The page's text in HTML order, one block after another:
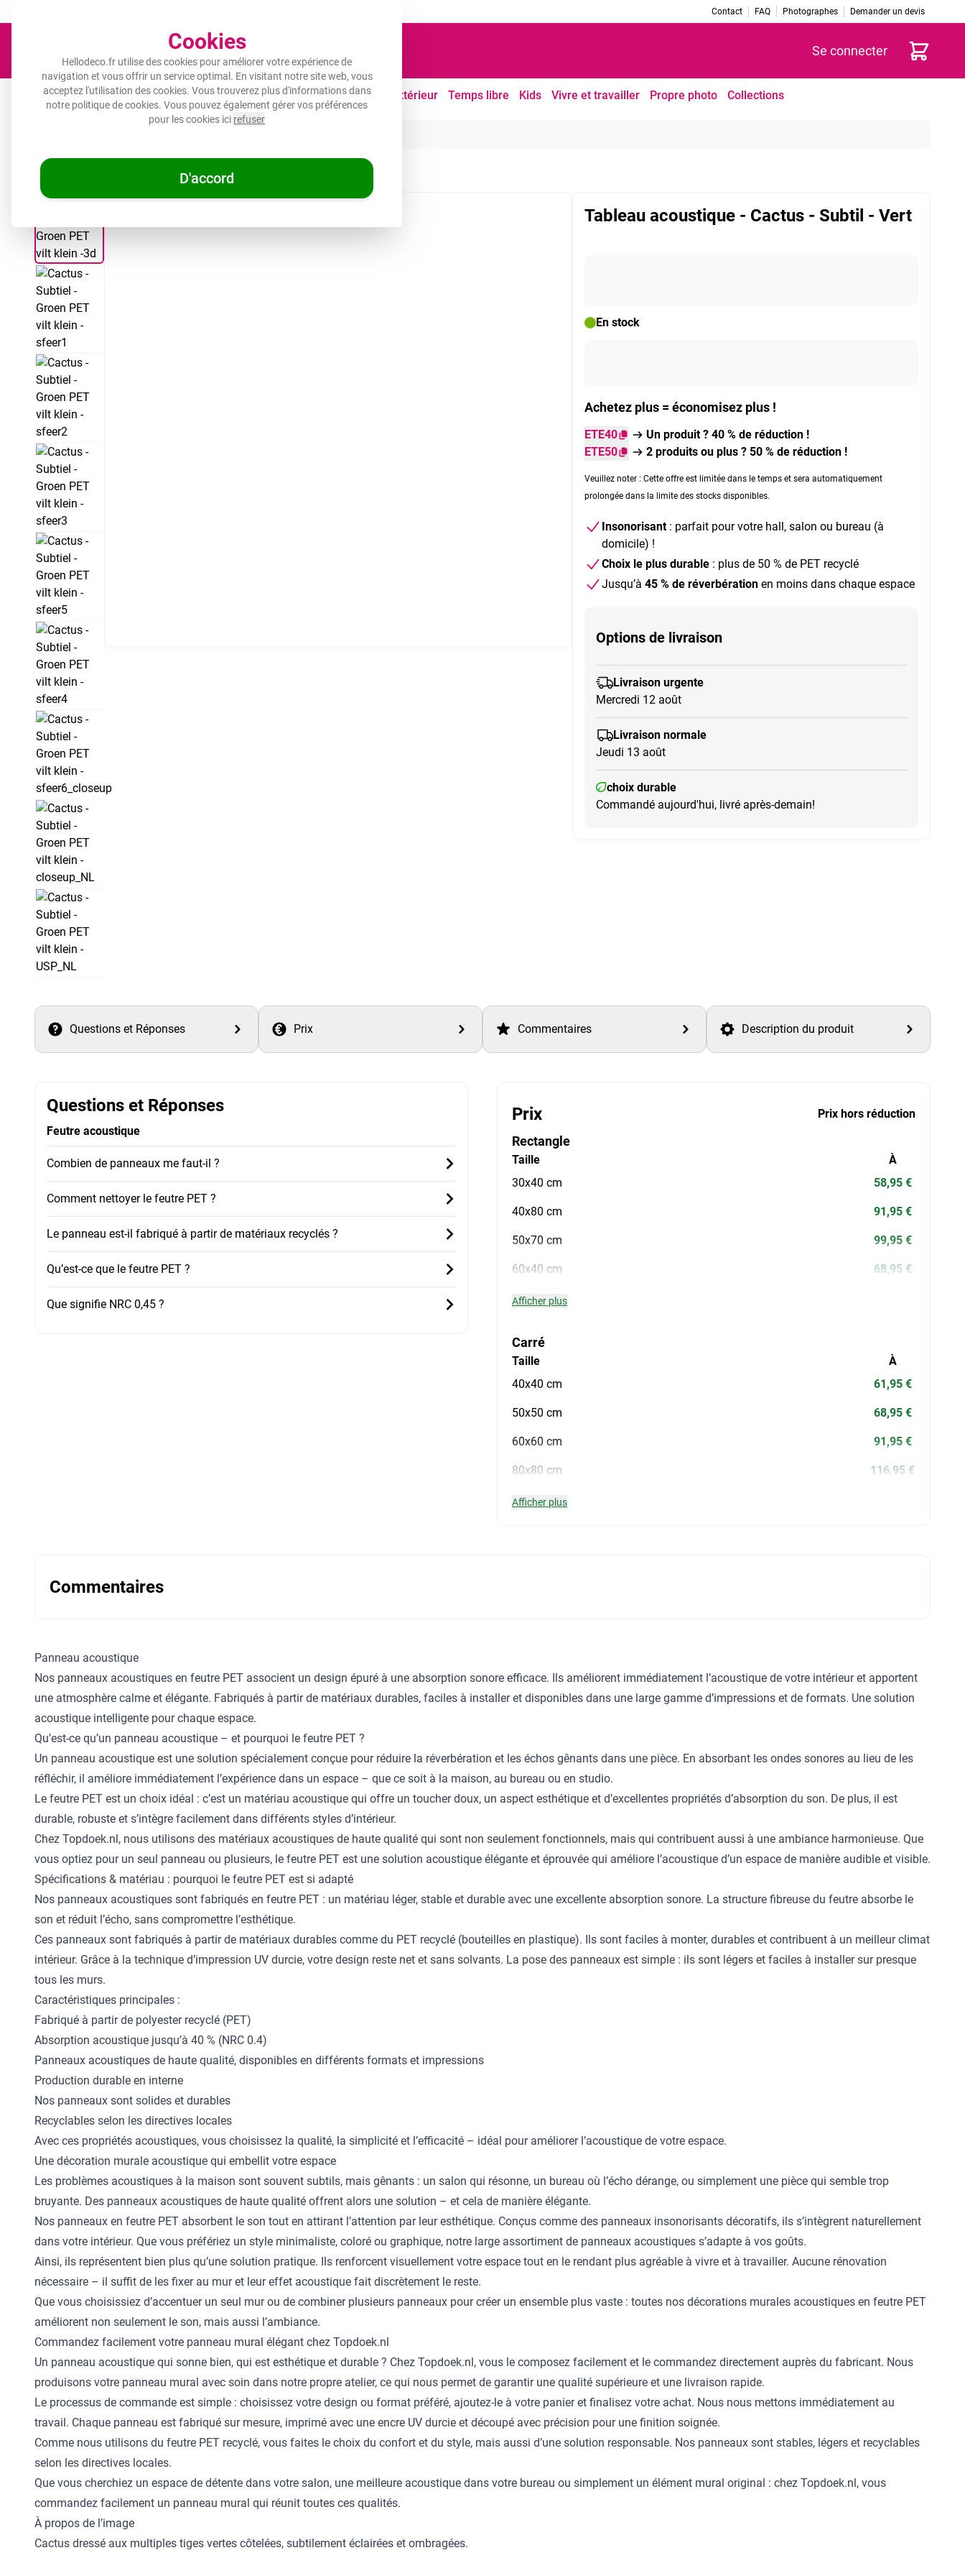
Cookies
Hellodeco.fr utilise des cookies pour améliorer votre expérience de
navigation et vous offrir un service optimal. En visitant notre site web, vous
acceptez l'utilisation des cookies. Vous trouverez plus d'informations dans
notre politique de cookies. Vous pouvez également gérer vos préférences
pour les cookies ici refuser
D'accord
Contact FAQ Photographes Demander un devis
Se connecter Panier
Toile Protection plaque induction Décoration murale Cuisine À l'extérieur Temps libre Kids Vivre et travailler Propre photo Collections
Tableau acoustique - Cactus - Subtil - Vert
Tableau acoustique - Cactus - Subtil - Vert
En stock
Achetez plus = économisez plus !
ETE40
Un produit ? 40 % de réduction !
ETE50
2 produits ou plus ? 50 % de réduction !
Veuillez noter : Cette offre est limitée dans le temps et sera automatiquement
prolongée dans la limite des stocks disponibles.
Insonorisant: parfait pour votre hall, salon ou bureau (à
domicile) !
Choix le plus durable: plus de 50 % de PET recyclé
Jusqu’à 45 % de réverbérationen moins dans chaque espace
Options de livraison
Livraison urgente
Mercredi 12 août
Livraison normale
Jeudi 13 août
choix durable
Commandé aujourd'hui, livré après-demain!
Questions et Réponses Prix Commentaires Description du produit
Questions et Réponses
Feutre acoustique
Combien de panneaux me faut-il ?
Comment nettoyer le feutre PET ?
Le panneau est-il fabriqué à partir de matériaux recyclés ?
Qu’est-ce que le feutre PET ?
Que signifie NRC 0,45 ?
Prix Prix hors réduction
Rectangle
Taille
30x40 cm
40x80 cm
50x70 cm
60x40 cm
À
58,95 €
91,95 €
99,95 €
68,95 €
Afficher plus
Carré
Taille
40x40 cm
50x50 cm
60x60 cm
80x80 cm
À
61,95 €
68,95 €
91,95 €
116,95 €
Afficher plus
Commentaires
Panneau acoustique
Nos panneaux acoustiques en feutre PET associent un design épuré à une absorption sonore efficace. Ils améliorent immédiatement l’acoustique de votre intérieur et apportent
une atmosphère calme et élégante. Fabriqués à partir de matériaux durables, faciles à installer et disponibles dans une large gamme d’impressions et de formats. Une solution
acoustique intelligente pour chaque espace.
Qu’est-ce qu’un panneau acoustique – et pourquoi le feutre PET ?
Un panneau acoustique est une solution spécialement conçue pour réduire la réverbération et les échos gênants dans une pièce. En absorbant les ondes sonores au lieu de les
réfléchir, il améliore immédiatement l’expérience dans un espace – que ce soit à la maison, au bureau ou en studio.
Le feutre PET est un choix idéal : c’est un matériau acoustique qui offre un toucher doux, un aspect esthétique et d’excellentes propriétés d’absorption du son. De plus, il est
durable, robuste et s’intègre facilement dans différents styles d’intérieur.
Chez Topdoek.nl, nous utilisons des matériaux acoustiques de haute qualité qui sont non seulement fonctionnels, mais qui contribuent aussi à une ambiance harmonieuse. Que
vous optiez pour un seul panneau ou plusieurs, le feutre PET est une solution acoustique élégante et éprouvée qui améliore l’acoustique d’un espace de manière audible et visible.
Spécifications & matériau : pourquoi le feutre PET est si adapté
Nos panneaux acoustiques sont fabriqués en feutre PET : un matériau léger, stable et durable avec une excellente absorption sonore. La structure fibreuse du feutre absorbe le
son et réduit l’écho, sans compromettre l’esthétique.
Ces panneaux sont fabriqués à partir de matériaux durables comme du PET recyclé (bouteilles en plastique). Ils sont faciles à monter, durables et contribuent à un meilleur climat
intérieur. Grâce à la technique d’impression UV durcie, votre design reste net et sans solvants. La pose des panneaux est simple : ils sont légers et faciles à installer sur presque
tous les murs.
Caractéristiques principales :
Fabriqué à partir de polyester recyclé (PET)
Absorption acoustique jusqu’à 40 % (NRC 0.4)
Panneaux acoustiques de haute qualité, disponibles en différents formats et impressions
Production durable en interne
Nos panneaux sont solides et durables
Recyclables selon les directives locales
Avec ces propriétés acoustiques, vous choisissez la qualité, la simplicité et l’efficacité – idéal pour améliorer l’acoustique de votre espace.
Une décoration murale acoustique qui embellit votre espace
Les problèmes acoustiques à la maison sont souvent subtils, mais gênants : un salon qui résonne, un bureau où l’écho dérange, ou simplement une pièce qui semble trop
bruyante. Des panneaux acoustiques de haute qualité offrent alors une solution – et cela de manière élégante.
Nos panneaux en feutre PET absorbent le son tout en attirant l’attention par leur esthétique. Conçus comme des panneaux insonorisants décoratifs, ils s’intègrent naturellement
dans votre intérieur. Que vous préfériez un style minimaliste, coloré ou graphique, notre large assortiment de panneaux acoustiques s’adapte à vos goûts.
Ainsi, ils représentent bien plus qu’une solution pratique. Ils renforcent visuellement votre espace tout en le rendant plus agréable à vivre et à travailler. Aucune rénovation
nécessaire – il suffit de les fixer au mur et leur effet acoustique fait discrètement le reste.
Que vous choisissiez d’accentuer un seul mur ou de combiner plusieurs panneaux pour créer un ensemble plus vaste : toutes nos décorations murales acoustiques en feutre PET
améliorent non seulement le son, mais aussi l’ambiance.
Commandez facilement votre panneau mural élégant chez Topdoek.nl
Un panneau acoustique qui sonne bien, qui est esthétique et durable ? Chez Topdoek.nl, vous le composez facilement et le commandez directement auprès du fabricant. Nous
produisons votre panneau mural avec soin dans notre propre atelier, ce qui nous permet de garantir une qualité supérieure et une livraison rapide.
Le processus de commande est simple : choisissez votre design ou format préféré, ajoutez-le à votre panier et finalisez votre achat. Nous nous mettons immédiatement au
travail. Chaque panneau est fabriqué sur mesure, imprimé avec une encre UV durcie et découpé avec précision pour une finition soignée.
Comme nous utilisons du feutre PET recyclé, vous faites le choix du confort et du style, mais aussi d’une solution responsable. Nos panneaux sont stables, légers et recyclables
selon les directives locales.
Que vous cherchiez un espace de détente dans votre salon, une meilleure acoustique dans votre bureau ou simplement un élément mural original : chez Topdoek.nl, vous
commandez facilement un panneau mural qui réunit toutes ces qualités.
À propos de l’image
Cactus dressé aux multiples tiges vertes côtelées, subtilement éclairées et ombragées.